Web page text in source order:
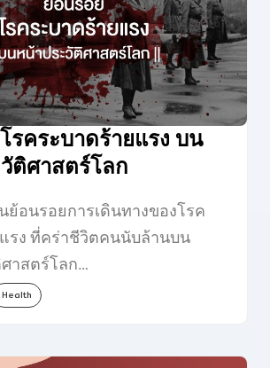
รคระบาดร้ายแรง บน
ติศาสตร์โลก
ย้อนรอยการเดินทางของโรค
รง ที่คร่าชีวิตคนนับล้านบน
าสตร์โลก…
Health